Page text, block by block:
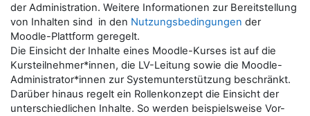
der Administration. Weitere Informationen zur Bereitstellung
von Inhalten sind in den Nutzungsbedingungen der
Moodle-Plattform geregelt.
Die Einsicht der Inhalte eines Moodle-Kurses ist auf die
Kursteilnehmer*innen, die LV-Leitung sowie die Moodle-
Administrator*innen zur Systemunterstützung beschränkt.
Darüber hinaus regelt ein Rollenkonzept die Einsicht der
unterschiedlichen Inhalte. So werden beispielsweise Vor-